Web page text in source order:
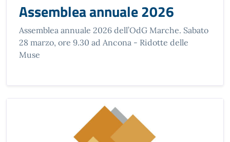
Assemblea annuale 2026
Assemblea annuale 2026 dell’OdG Marche. Sabato
28 marzo, ore 9.30 ad Ancona - Ridotte delle
Muse